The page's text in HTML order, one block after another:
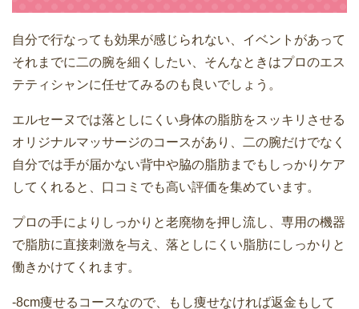
自分で行なっても効果が感じられない、イベントがあって
それまでに二の腕を細くしたい、そんなときはプロのエス
テティシャンに任せてみるのも良いでしょう。
エルセーヌでは落としにくい身体の脂肪をスッキリさせる
オリジナルマッサージのコースがあり、二の腕だけでなく
自分では手が届かない背中や脇の脂肪までもしっかりケア
してくれると、口コミでも高い評価を集めています。
プロの手によりしっかりと老廃物を押し流し、専用の機器
で脂肪に直接刺激を与え、落としにくい脂肪にしっかりと
働きかけてくれます。
-8cm痩せるコースなので、もし痩せなければ返金もして